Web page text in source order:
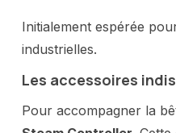
Initialement espérée
industrielles.
Les accessoires
Pour accompagner la